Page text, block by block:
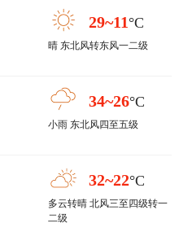
29~11 °C
晴 东北风转东风一二级
34~26°C
小雨 东北风四至五级
32~22°C
多云转晴 北风三至四级转一
二级